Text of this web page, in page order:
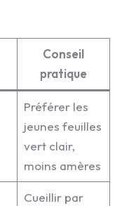
Conseil
pratique
Préférer les
jeunes feuilles
vert clair,
moins amères
Cueillir par